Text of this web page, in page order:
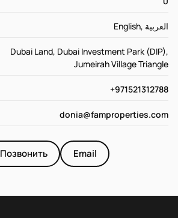
English, العربية
Dubai Land, Dubai Investment Park (DIP),
Jumeirah Village Triangle
+971521312788
donia@famproperties.com
Позвонить Email